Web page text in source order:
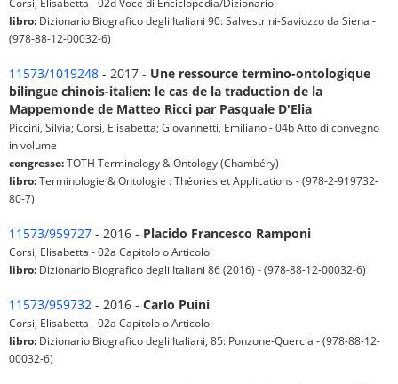
Corsi, Elisabetta - 02d Voce di Enciclopedia/Dizionario
libro: Dizionario Biografico degli Italiani 90: Salvestrini-Saviozzo da Siena -
(978-88-12-00032-6)
11573/1019248 - 2017 - Une ressource termino-ontologique
bilingue chinois-italien: le cas de la traduction de la
Mappemonde de Matteo Ricci par Pasquale D'Elia
Piccini, Silvia; Corsi, Elisabetta; Giovannetti, Emiliano - 04b Atto di convegno
in volume
congresso:TOTH Terminology & Ontology (Chambéry)
libro:Terminologie & Ontologie : Théories et Applications - (978-2-919732-
80-7)
11573/959727 - 2016 - Placido Francesco Ramponi
Corsi, Elisabetta - 02a Capitolo o Articolo
libro: Dizionario Biografico degli Italiani 86 (2016) - (978-88-12-00032-6)
11573/959732 - 2016 - Carlo Puini
Corsi, Elisabetta - 02a Capitolo o Articolo
libro: Dizionario Biografico degli Italiani, 85: Ponzone-Quercia - (978-88-12-
00032-6)